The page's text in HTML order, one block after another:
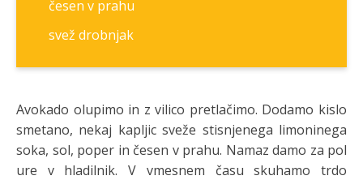
česen v prahu
svež drobnjak
Avokado olupimo in z vilico pretlačimo. Dodamo kislo
smetano, nekaj kapljic sveže stisnjenega limoninega
soka, sol, poper in česen v prahu. Namaz damo za pol
ure v hladilnik. V vmesnem času skuhamo trdo